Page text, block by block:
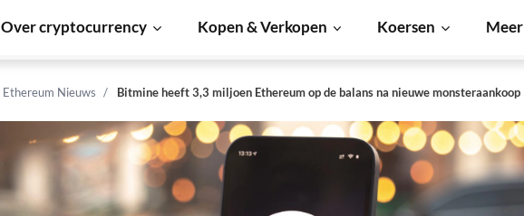
Over cryptocurrency Kopen & Verkopen Koersen Meer
Ethereum Nieuws Bitmine heeft 3,3 miljoen Ethereum op de balans na nieuwe monsteraankoop